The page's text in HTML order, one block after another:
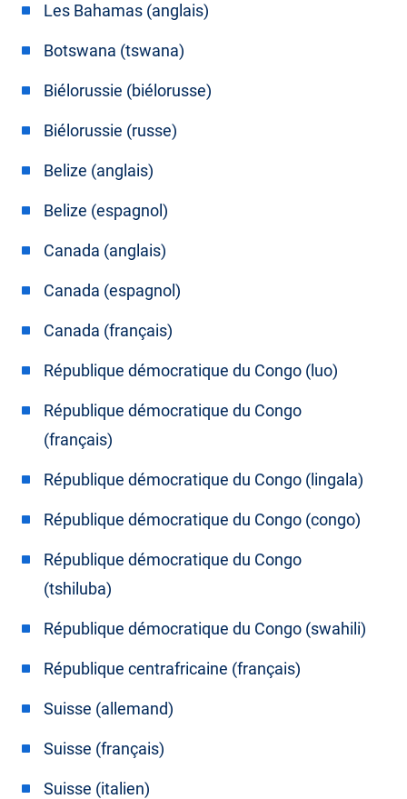
Les Bahamas (anglais)
Botswana (tswana)
Biélorussie (biélorusse)
Biélorussie (russe)
Belize (anglais)
Belize (espagnol)
Canada (anglais)
Canada (espagnol)
Canada (français)
République démocratique du Congo (luo)
République démocratique du Congo
(français)
République démocratique du Congo (lingala)
République démocratique du Congo (congo)
République démocratique du Congo
(tshiluba)
République démocratique du Congo (swahili)
République centrafricaine (français)
Suisse (allemand)
Suisse (français)
Suisse (italien)